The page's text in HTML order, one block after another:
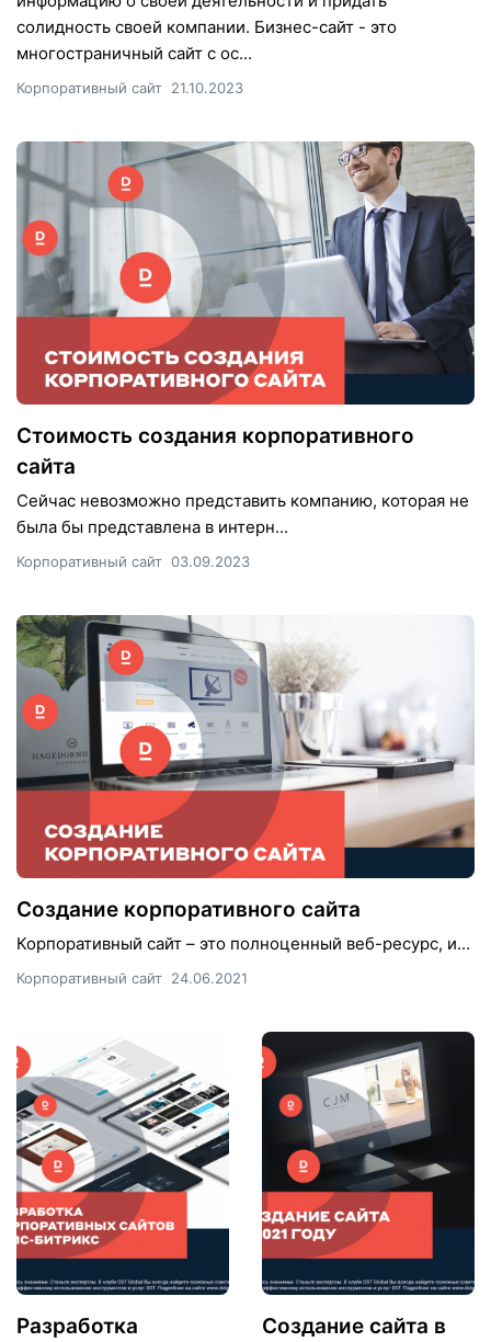
солидность своей компании. Бизнес-сайт - это
многостраничный сайт с ос...
Корпоративный сайт 21.10.2023
Стоимость создания корпоративного
сайта
Сейчас невозможно представить компанию, которая не
была бы представлена в интерн...
Корпоративный сайт 03.09.2023
Создание корпоративного сайта
Корпоративный сайт – это полноценный веб-ресурс, и...
Корпоративный сайт 24.06.2021
Разработка
Создание сайта в